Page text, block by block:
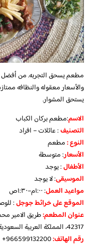
مطعم يسحق التجربه. من أفضل
والأسعار معقوله والنظافه
يستحق المشوار.
الاسم:مطعم بركان الكباب
التصنيف: عائلات – افراد
النوع :مطعم
الأسعار:متوسطة
الأطفال:يوجد
الموسيقى:لا يوجد
مواعيد العمل: ١:٠٠م–١:٣٠ص
الموقع على خرائط جوجل:
عنوان المطعم:طريق الامير
42317، المملكة العربية السعودية
رقم الهاتف: